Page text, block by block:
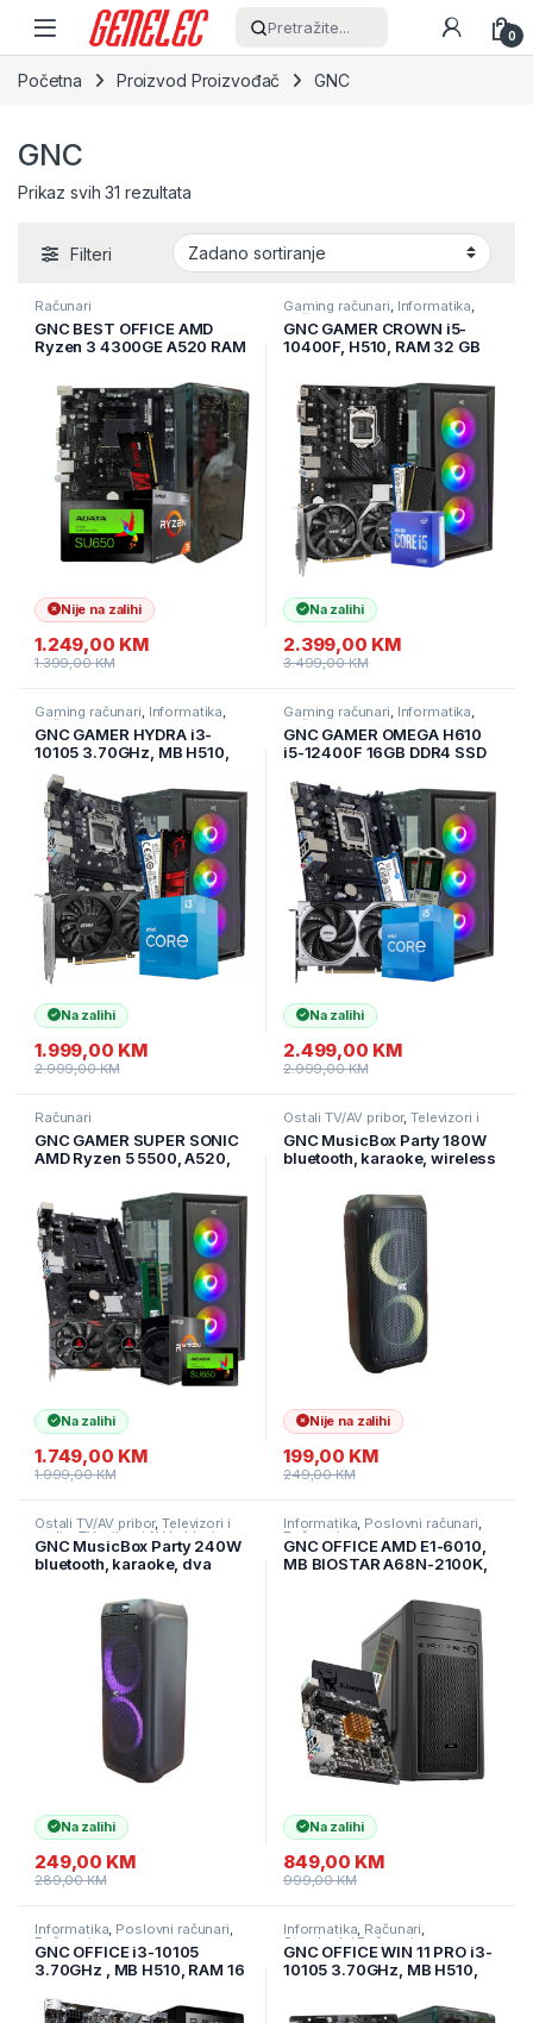
Skip to navigation
Skip to content
Pretražite... 0
Početna Proizvod Proizvođač GNC
GNC
Prikaz svih 31 rezultata
Filteri
Računari
GNC BEST OFFICE AMD
Ryzen 3 4300GE A520 RAM
Nije na zalihi
1.249,00 KM
1.399,00KM
Gaming računari, Informatika,
Računari
GNC GAMER CROWN i5-
10400F, H510, RAM 32 GB
8GB, PSU 550W, kućište
gaming
Na zalihi
2.399,00 KM
3.499,00KM
Gaming računari, Informatika,
Računari
GNC GAMER HYDRA i3-
10105 3.70GHz, MB H510,
RAM 16GB, 1TB NVMe SSD,
RTX 3050 6GB, PSU 500W,
GAMING Kućište
Na zalihi
1.999,00 KM
2.999,00KM
Gaming računari, Informatika,
Računari
GNC GAMER OMEGA H610
i5-12400F 16GB DDR4 SSD
GAMING KUCISTE NO-OS
G2Y
Na zalihi
2.499,00 KM
2.999,00KM
Računari
GNC GAMER SUPER SONIC
AMD Ryzen 5 5500, A520,
SSD 480GB, PSU 550W,
kućište gaming
Na zalihi
1.749,00 KM
1.999,00KM
Ostali TV/AV pribor,Televizori i
GNC MusicBox Party 180W
bluetooth, karaoke, wireless
LED, GNC-180W-1
Nije na zalihi
199,00 KM
249,00KM
Ostali TV/AV pribor,Televizori i
audio ,TV pribor i AV kablovi
GNC MusicBox Party 240W
bluetooth, karaoke, dva
card, FM, LED, GNC-240W-1
Na zalihi
249,00 KM
289,00KM
Informatika, Poslovni računari,
Računari
GNC OFFICE AMD E1-6010,
MB BIOSTAR A68N-2100K,
SSD 240 GB, Kućište sa
napajanjem 500w, 2Y, NO
Na zalihi
849,00 KM
999,00KM
Informatika, Poslovni računari,
Računari
GNC OFFICE i3-10105
3.70GHz , MB H510, RAM 16
Kućište GNC + EZ Cool
Informatika, Računari,
Standardni Računari
GNC OFFICE WIN 11 PRO i3-
10105 3.70GHz, MB H510,
480GB , Kućište sa